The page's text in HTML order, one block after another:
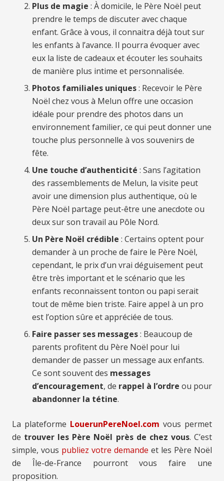
Plus de magie : À domicile, le Père Noël peut
prendre le temps de discuter avec chaque
enfant. Grâce à vous, il connaitra déjà tout sur
les enfants à l’avance. Il pourra évoquer avec
eux la liste de cadeaux et écouter les souhaits
de manière plus intime et personnalisée.
Photos familiales uniques: Recevoir le Père
Noël chez vous à Melun offre une occasion
idéale pour prendre des photos dans un
environnement familier, ce qui peut donner une
touche plus personnelle à vos souvenirs de
fête.
Une touche d’authenticité : Sans l’agitation
des rassemblements de Melun, la visite peut
avoir une dimension plus authentique, où le
Père Noël partage peut-être une anecdote ou
deux sur son travail au Pôle Nord.
Un Père Noël crédible : Certains optent pour
demander à un proche de faire le Père Noël,
cependant, le prix d’un vrai déguisement peut
être très important et le scénario que les
enfants reconnaissent tonton ou papi serait
tout de même bien triste. Faire appel à un pro
est l’option sûre et appréciée de tous.
Faire passer ses messages: Beaucoup de
parents profitent du Père Noël pour lui
demander de passer un message aux enfants.
Ce sont souvent des messages
d’encouragement, de rappel à l’ordre ou pour
abandonner la tétine.
La plateforme LouerunPereNoel.com vous permet
de trouver les Père Noël près de chez vous. C’est
simple, vous publiez votre demande et les Père Noël
de Île-de-France pourront vous faire une
proposition.